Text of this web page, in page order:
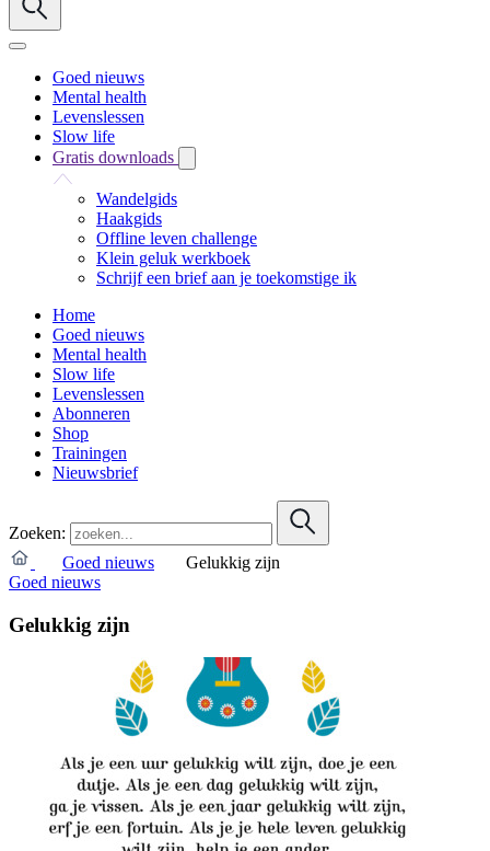
Goed nieuws
Mental health
Levenslessen
Slow life
Gratis downloads
Wandelgids
Haakgids
Offline leven challenge
Klein geluk werkboek
Schrijf een brief aan je toekomstige ik
Home
Goed nieuws
Mental health
Slow life
Levenslessen
Abonneren
Shop
Trainingen
Nieuwsbrief
Zoeken:
Goed nieuws
Gelukkig zijn
Goed nieuws
Gelukkig zijn